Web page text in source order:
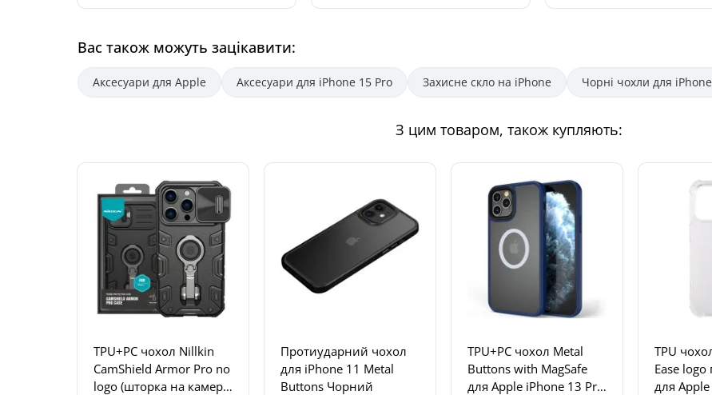
Вас також можуть зацікавити:
Аксесуари для Apple Аксесуари для iPhone 15 Pro Захисне скло на iPhone Чорні чохли для
З цим товаром, також купляють:
TPU+PC чохол Nillkin
CamShield Armor Pro no
logo (шторка на камеру)
Протиударний чохол
для iPhone 11 Metal
Buttons Чорний
TPU+PC чохол Metal
Buttons with MagSafe
для Apple iPhone 13 Pro
TPU
Ease logo
для